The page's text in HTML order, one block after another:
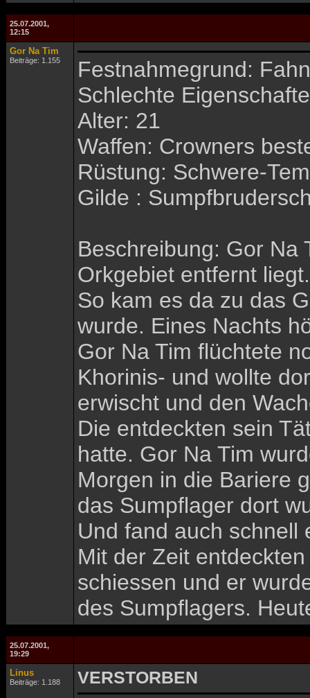
25.07.2001,
12:15
Gor Na Tim
Beiträge: 1.155
Festnahmegrund:
Schlechte
Alter: 21
Waffen: Crowners
Rüstung: Schwere-
Gilde :
Beschreibung: Gor Na
Orkgebiet entfernt
So kam es da zu das
wurde. Eines Nachts
Gor Na Tim flüchtete
Khorinis- und wollte
erwischt und den
Die entdeckten sein
hatte. Gor Na Tim
Morgen in die Bariere
das Sumpflager dort
Und fand auch schnell
Mit der Zeit
schiessen und er
des Sumpflagers.
25.07.2001,
19:29
Linus
Beiträge: 1.188 VERSTORBEN